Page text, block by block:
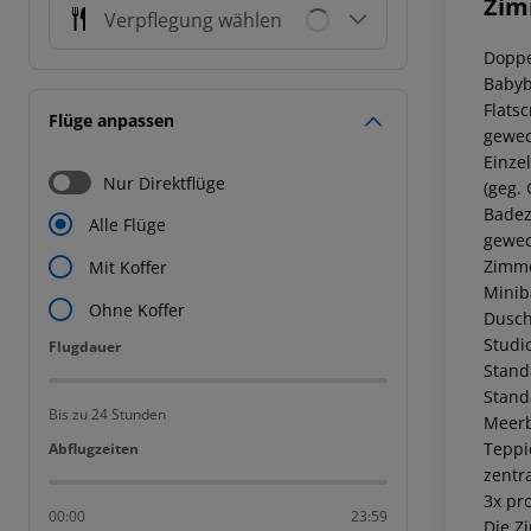
Verpflegung wählen
Flüge anpassen
Nur Direktflüge
Alle Flüge
Mit Koffer
Ohne Koffer
Flugdauer
Flugdauer
Bis zu 24 Stunden
Abflugzeiten
Abflugzeiten
00:00 23:59
(geg.
3x